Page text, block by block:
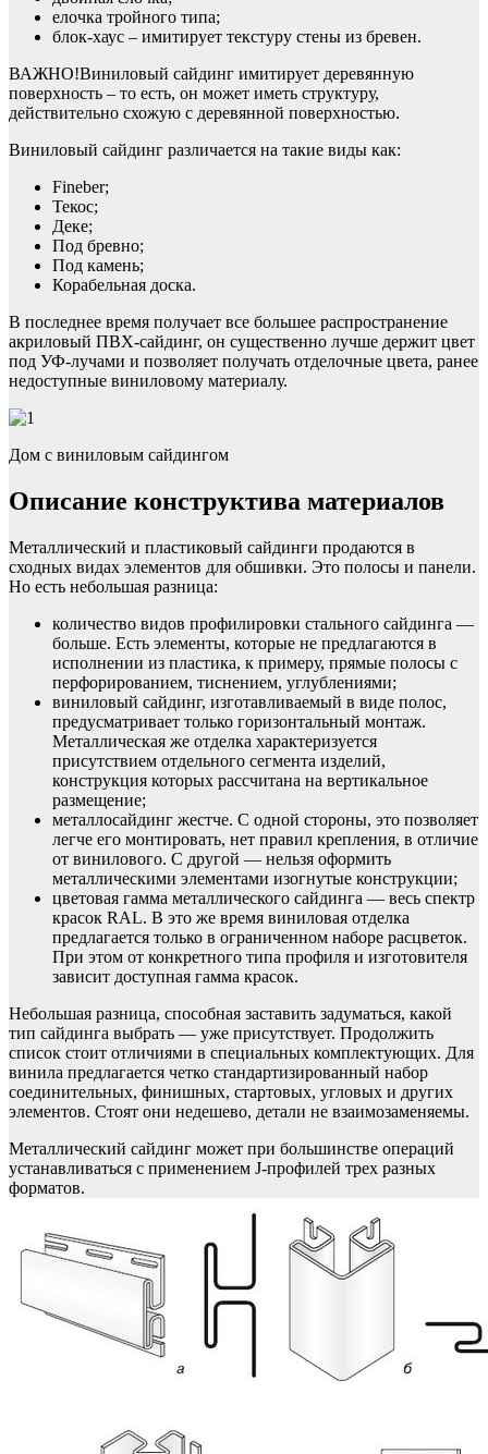
елочка тройного типа;
блок-хаус – имитирует текстуру стены из бревен.
ВАЖНО!Виниловый сайдинг имитирует деревянную
поверхность – то есть, он может иметь структуру,
действительно схожую с деревянной поверхностью.
Виниловый сайдинг различается на такие виды как:
Fineber;
Текос;
Деке;
Под бревно;
Под камень;
Корабельная доска.
В последнее время получает все большее распространение
акриловый ПВХ-сайдинг, он существенно лучше держит цвет
под УФ-лучами и позволяет получать отделочные цвета, ранее
недоступные виниловому материалу.
Дом с виниловым сайдингом
Описание конструктива материалов
Металлический и пластиковый сайдинги продаются в
сходных видах элементов для обшивки. Это полосы и панели.
Но есть небольшая разница:
количество видов профилировки стального сайдинга —
больше. Есть элементы, которые не предлагаются в
исполнении из пластика, к примеру, прямые полосы с
перфорированием, тиснением, углублениями;
виниловый сайдинг, изготавливаемый в виде полос,
предусматривает только горизонтальный монтаж.
Металлическая же отделка характеризуется
присутствием отдельного сегмента изделий,
конструкция которых рассчитана на вертикальное
размещение;
металлосайдинг жестче. С одной стороны, это позволяет
легче его монтировать, нет правил крепления, в отличие
от винилового. С другой — нельзя оформить
металлическими элементами изогнутые конструкции;
цветовая гамма металлического сайдинга — весь спектр
красок RAL. В это же время виниловая отделка
предлагается только в ограниченном наборе расцветок.
При этом от конкретного типа профиля и изготовителя
зависит доступная гамма красок.
Небольшая разница, способная заставить задуматься, какой
тип сайдинга выбрать — уже присутствует. Продолжить
список стоит отличиями в специальных комплектующих. Для
винила предлагается четко стандартизированный набор
соединительных, финишных, стартовых, угловых и других
элементов. Стоят они недешево, детали не взаимозаменяемы.
Металлический сайдинг может при большинстве операций
устанавливаться с применением J-профилей трех разных
форматов.